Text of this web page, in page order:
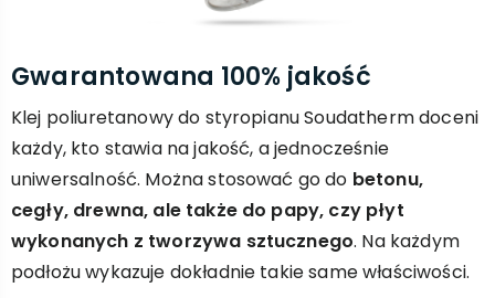
Gwarantowana 100% jakość
Klej poliuretanowy do styropianu Soudatherm doceni
każdy, kto stawia na jakość, a jednocześnie
uniwersalność. Można stosować go do betonu,
cegły, drewna, ale także do papy, czy płyt
wykonanych z tworzywa sztucznego. Na każdym
podłożu wykazuje dokładnie takie same właściwości.